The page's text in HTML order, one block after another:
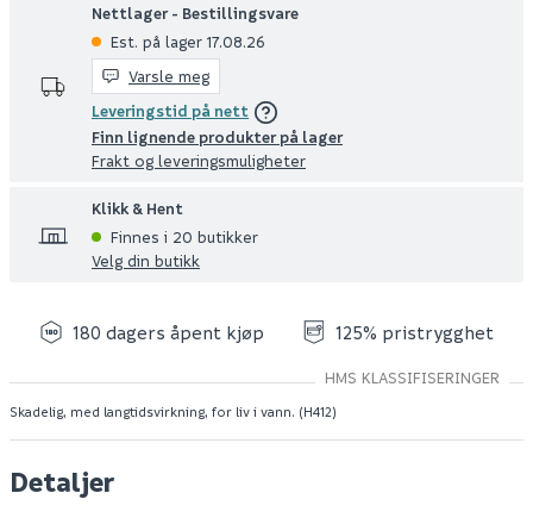
Nettlager - Bestillingsvare
Est. på lager 17.08.26
Varsle meg
Leveringstid på nett
Finn lignende produkter på lager
Frakt og leveringsmuligheter
Klikk & Hent
Finnes i 20 butikker
Velg din butikk
180 dagers åpent kjøp 125% pristrygghet
HMS KLASSIFISERINGER
Skadelig, med langtidsvirkning, for liv i vann. (H412)
Detaljer